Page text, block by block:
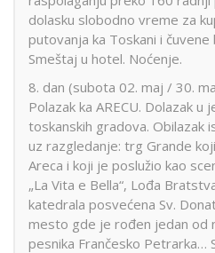
dolasku slobodno vreme za
putovanja ka Toskani i čuvene
Smeštaj u hotel. Noćenje.
8. dan (subota 02. maj / 30.
Polazak ka ARECU. Dolazak u
toskanskih gradova. Obilazak
uz razgledanje: trg Grande
Areca i koji je poslužio kao
„La Vita e Bella“, Lođa
katedrala posvećena Sv.
mesto gde je rođen jedan od
pesnika Frančesko Petrarka…